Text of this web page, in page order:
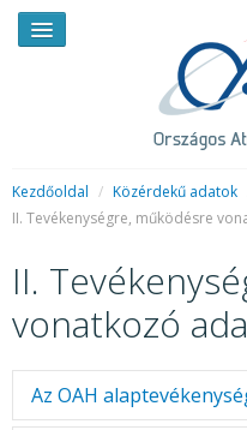
RENDKÍVÜLI HÍREK
HIRDETMÉNYEK
Kezdőoldal / Közérdekű adatok
II. Tevékenységre, működésre
II.
vonatkozó
Az OAH